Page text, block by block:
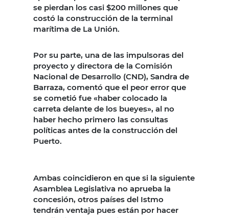
se pierdan los casi $200 millones que
costó la construcción de la terminal
marítima de La Unión.
Por su parte, una de las impulsoras del
proyecto y directora de la Comisión
Nacional de Desarrollo (CND), Sandra de
Barraza, comentó que el peor error que
se cometió fue «haber colocado la
carreta delante de los bueyes», al no
haber hecho primero las consultas
políticas antes de la construcción del
Puerto.
Ambas coincidieron en que si la siguiente
Asamblea Legislativa no aprueba la
concesión, otros países del Istmo
tendrán ventaja pues están por hacer